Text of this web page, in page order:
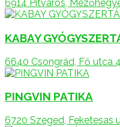
6914 Pitvaros,
KABAY
6640 Csongrád, Fő utca
PINGVIN PATIKA
6720 Szeged, Feketesas